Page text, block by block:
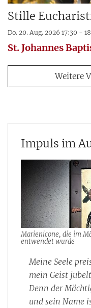
Stille
Do. 20. Aug. 2026 17:30 -
St. Johannes
Weitere
Impuls im
Marienicone, die im
entwendet wurde
Meine Seele
mein Geist
Denn der
und sein Name